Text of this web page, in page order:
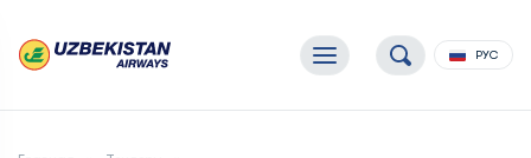
РУС